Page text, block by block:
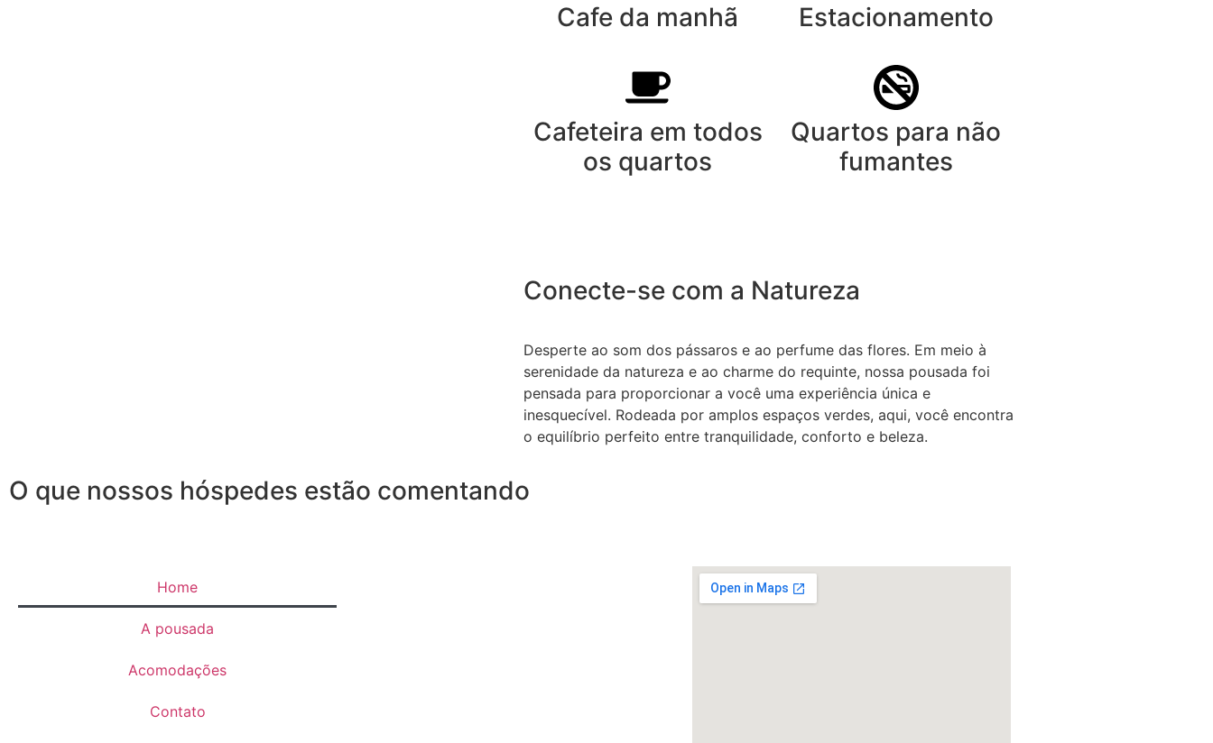
Cafe da manhã
Cafeteira em todos
os quartos
Estacionamento
Quartos para não
fumantes
Conecte-se com a Natureza
Desperte ao som dos pássaros e ao perfume das flores. Em meio à
serenidade da natureza e ao charme do requinte, nossa pousada foi
pensada para proporcionar a você uma experiência única e
inesquecível. Rodeada por amplos espaços verdes, aqui, você encontra
o equilíbrio perfeito entre tranquilidade, conforto e beleza.
O que nossos hóspedes estão comentando
Home
A pousada
Acomodações
Contato